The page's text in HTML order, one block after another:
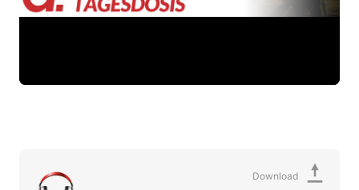
Download